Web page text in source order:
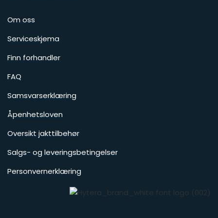
Om oss
Serviceskjema
Finn forhandler
FAQ
Samsvarserklæring
Åpenhetsloven
Oversikt jakttilbehør
Salgs- og leveringsbetingelser
Personvernerklæring